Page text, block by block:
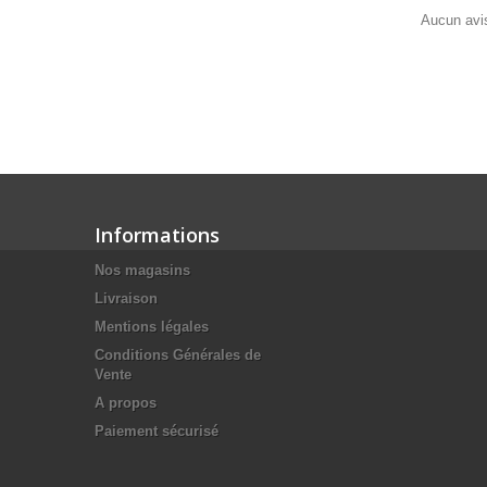
Aucun
Informations
Nos magasins
Livraison
Mentions légales
Conditions Générales de
Vente
A propos
Paiement sécurisé